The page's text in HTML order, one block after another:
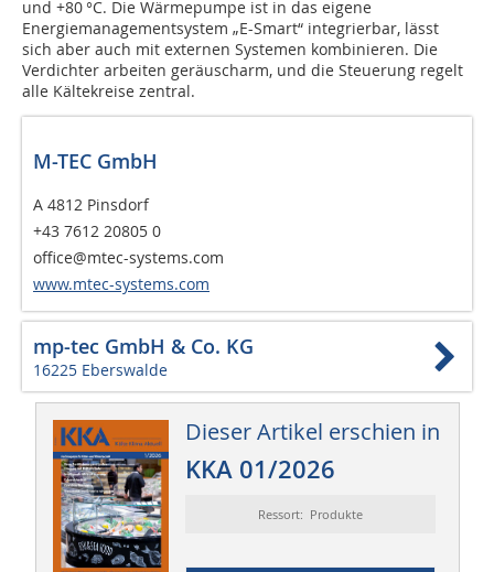
und +80 °C. Die Wärmepumpe ist in das eigene
Energiemanagementsystem „E-Smart“ integrierbar, lässt
sich aber auch mit externen Systemen kombinieren. Die
Verdichter arbeiten geräuscharm, und die Steuerung regelt
alle Kältekreise zentral.
M-TEC GmbH
A 4812 Pinsdorf
+43 7612 20805 0
office@mtec-systems.com
www.mtec-systems.com
mp-tec GmbH & Co. KG
16225 Eberswalde
Dieser Artikel erschien in
KKA 01/2026
Ressort: Produkte